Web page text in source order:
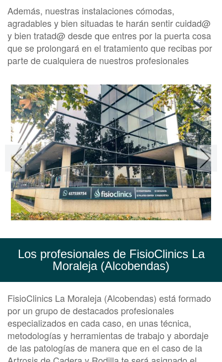
Además, nuestras instalaciones cómodas,
agradables y bien situadas te harán sentir cuidad@
y bien tratad@ desde que entres por la puerta cosa
que se prolongará en el tratamiento que recibas por
parte de cualquiera de nuestros profesionales
Los profesionales de FisioClinics La
Moraleja (Alcobendas)
FisioClinics La Moraleja (Alcobendas) está formado
por un grupo de destacados profesionales
especializados en cada caso, en unas técnica,
metodologías y herramientas de trabajo y abordaje
de las patologías de manera que en el caso de la